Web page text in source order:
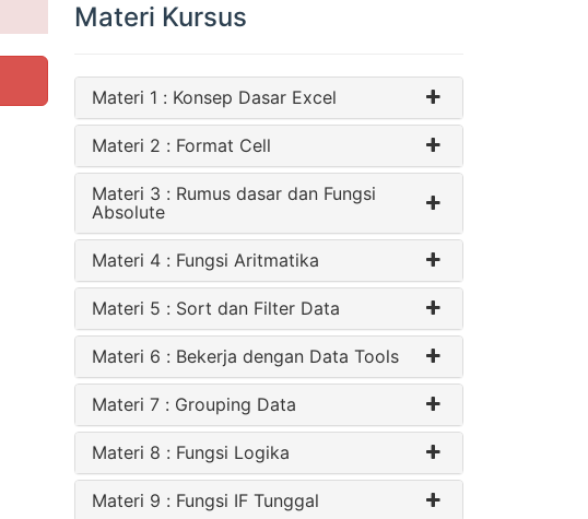
Materi Kursus
Materi 1 : Konsep Dasar Excel
Materi 2 : Format Cell
Materi 3 : Rumus dasar dan Fungsi
Absolute
Materi 4 : Fungsi Aritmatika
Materi 5 : Sort dan Filter Data
Materi 6 : Bekerja dengan Data Tools
Materi 7 : Grouping Data
Materi 8 : Fungsi Logika
Materi 9 : Fungsi IF Tunggal